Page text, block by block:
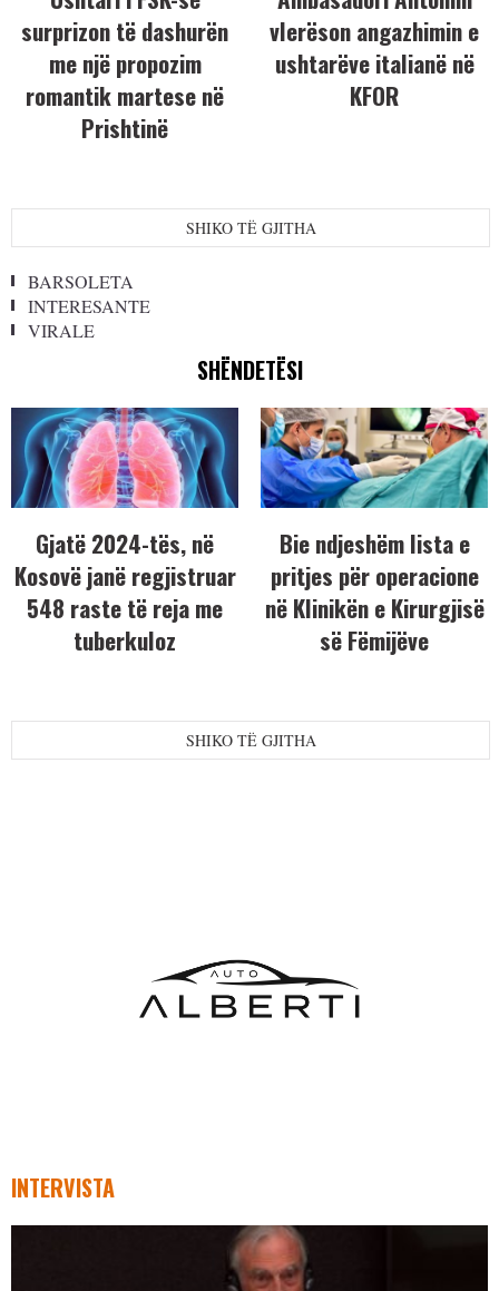
surprizon të dashurën
me një propozim
romantik martese në
Prishtinë
vlerëson angazhimin e
ushtarëve italianë në
KFOR
SHIKO TË GJITHA
BARSOLETA
INTERESANTE
VIRALE
SHËNDETËSI
Gjatë 2024-tës, në
Kosovë janë regjistruar
548 raste të reja me
tuberkuloz
Bie ndjeshëm lista e
pritjes për operacione
në Klinikën e Kirurgjisë
së Fëmijëve
SHIKO TË GJITHA
INTERVISTA